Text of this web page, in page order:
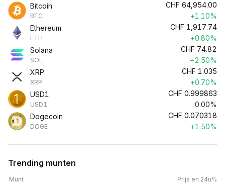
Bitcoin
BTC
CHF 64,954.00
+1.10%
Ethereum
ETH
CHF 1,917.74
+0.80%
Solana
SOL
CHF 74.82
+2.50%
XRP
XRP
CHF 1.035
+0.70%
USD1
USD1
CHF 0.999863
0.00%
Dogecoin
DOGE
CHF 0.070318
+1.50%
Trending munten
Munt Prijs en 24u%